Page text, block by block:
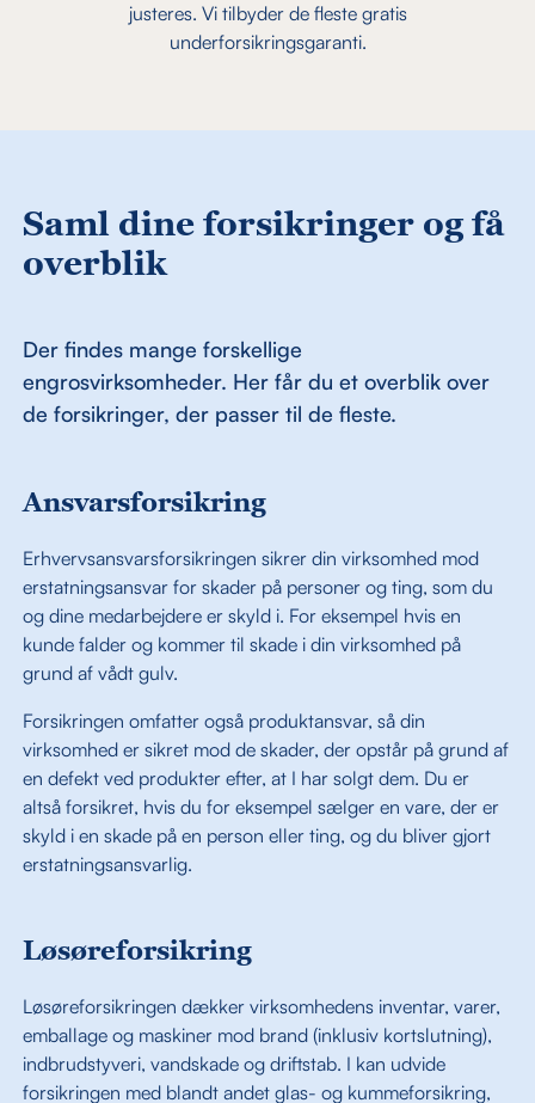
justeres. Vi tilbyder de fleste gratis
underforsikringsgaranti.
Saml dine forsikringer og få
overblik
Der findes mange forskellige
engrosvirksomheder. Her får du et overblik over
de forsikringer, der passer til de fleste.
Ansvarsforsikring
Erhvervsansvarsforsikringen sikrer din virksomhed mod
erstatningsansvar for skader på personer og ting, som du
og dine medarbejdere er skyld i. For eksempel hvis en
kunde falder og kommer til skade i din virksomhed på
grund af vådt gulv.
Forsikringen omfatter også produktansvar, så din
virksomhed er sikret mod de skader, der opstår på grund af
en defekt ved produkter efter, at I har solgt dem. Du er
altså forsikret, hvis du for eksempel sælger en vare, der er
skyld i en skade på en person eller ting, og du bliver gjort
erstatningsansvarlig.
Løsøreforsikring
Løsøreforsikringen dækker virksomhedens inventar, varer,
emballage og maskiner mod brand (inklusiv kortslutning),
indbrudstyveri, vandskade og driftstab. I kan udvide
forsikringen med blandt andet glas- og kummeforsikring,